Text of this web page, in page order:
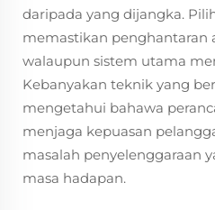
daripada yang dijangka.
memastikan penghantaran
walaupun sistem utama
Kebanyakan teknik yang
mengetahui bahawa
menjaga kepuasan
masalah penyelenggaraan
masa hadapan.